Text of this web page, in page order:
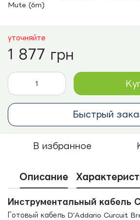
Mute (6m)
уточняйте
1 877 грн
Быстрый
В избранное
Описание
Инструментальный кабель
Готовый кабель D'Addario Curcuit